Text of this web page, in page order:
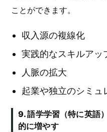
ことができます。
収入源の複線化
実践的なスキルアッ
人脈の拡大
起業や独立のシミュ
9. 語学学習（特に英語
的に増やす